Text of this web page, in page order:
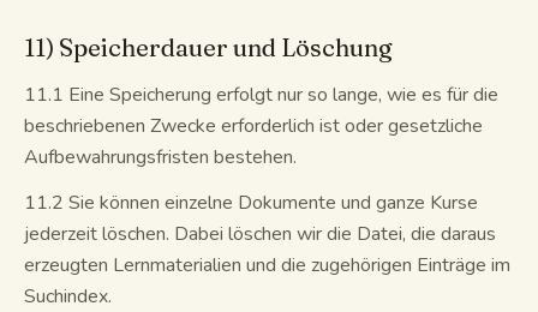
11) Speicherdauer und Löschung
11.1 Eine Speicherung erfolgt nur so lange, wie es für die
beschriebenen Zwecke erforderlich ist oder gesetzliche
Aufbewahrungsfristen bestehen.
11.2 Sie können einzelne Dokumente und ganze Kurse
jederzeit löschen. Dabei löschen wir die Datei, die daraus
erzeugten Lernmaterialien und die zugehörigen Einträge im
Suchindex.